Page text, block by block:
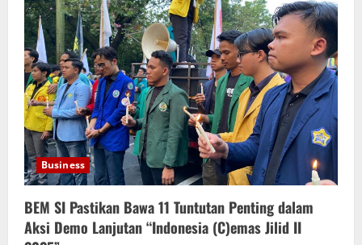
Business
BEM SI Pastikan Bawa 11 Tuntutan Penting dalam
Aksi Demo Lanjutan “Indonesia (C)emas Jilid II